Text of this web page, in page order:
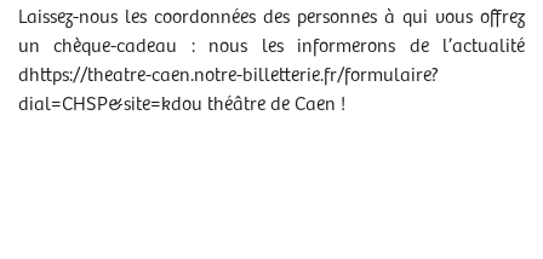
Laissez-nous les coordonnées des personnes à qui vous offrez
un chèque-cadeau : nous les informerons de l’actualité
dhttps://theatre-caen.notre-billetterie.fr/formulaire?
dial=CHSP&site=kdou théâtre de Caen !